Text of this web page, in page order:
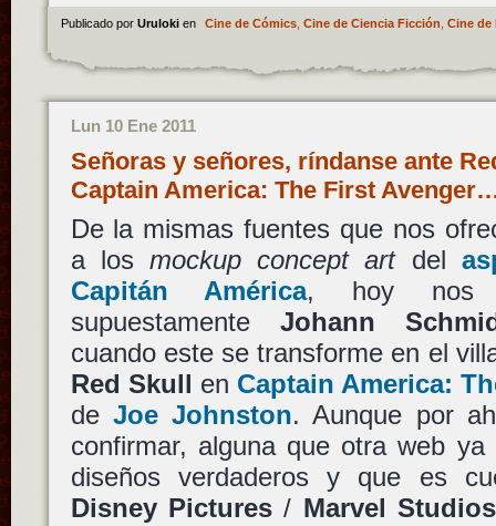
Publicado por Uruloki en Cine de Cómics, Cine de Ciencia Ficción Cine de
Lun 10 Ene 2011
Señoras y señores, ríndanse ante
Captain America: The First
De la mismas fuentes que nos
a los mockup concept artdel
Capitán América, hoy nos
supuestamente Johann
cuando este se transforme en el
Red Skull en Captain America:
de Joe Johnston. Aunque por
confirmar, alguna que otra web
diseños verdaderos y que es
Disney Pictures/ Marvel Studios